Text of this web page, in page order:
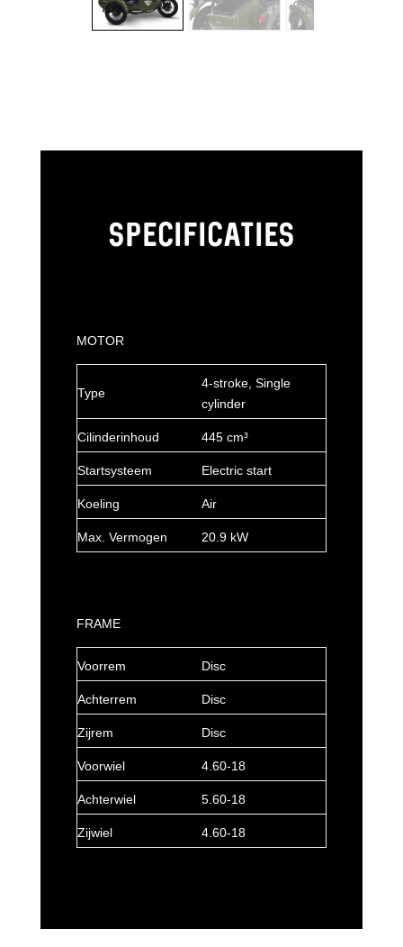
SPECIFICATIES
MOTOR
Type
4-stroke, Single
cylinder
Cilinderinhoud 445 cm³
Startsysteem Electric start
Koeling Air
Max. Vermogen 20.9 kW
FRAME
Voorrem Disc
Achterrem Disc
Zijrem Disc
Voorwiel 4.60-18
Achterwiel 5.60-18
Zijwiel 4.60-18